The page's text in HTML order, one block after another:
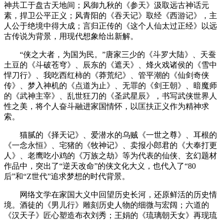
神共工于盘古天地间；风御九秋的《参天》汲取远古神话元
素，捍卫公平正义；风青阳的《吞天记》取经《西游记》，主
人公于绝境中得大成；言归正传的《这个人仙太过正经》以远
古传说为背景，用现代想象给出新解。
“侠之大者，为国为民。”唐家三少的《斗罗大陆》、天蚕
土豆的《斗破苍穹》、辰东的《遮天》、烽火戏诸侯的《雪中
悍刀行》、我吃西红柿的《莽荒纪》、管平潮的《仙剑奇侠
传》、梦入神机的《点道为止》、无罪的《剑王朝》、暗魔师
的《武神主宰》、乱世狂刀的《圣武星辰》，书写武侠世界人
性之美，将个人奋斗融进家国情怀，以匡扶正义作为精神求
索。
猫腻的《择天记》、爱潜水的乌贼《一世之尊》、耳根的
《一念永恒》、宅猪的《牧神记》、卖报小郎君的《大奉打更
人》、老鹰吃小鸡的《万族之劫》等为代表的仙侠、玄幻题材
作品中，突出了“逆天改命”的侠文化大义，也代入了“80
后”和“Z世代”追求梦想的时代背景。
网络文学在家国大义中回望历史长河，还原鲜活的历史情
境。酒徒的《男儿行》雕刻历史人物的细微与宏阔；六道的
《汉天子》匠心塑造布衣刘秀；王娟的《琉璃朝天女》再现琉